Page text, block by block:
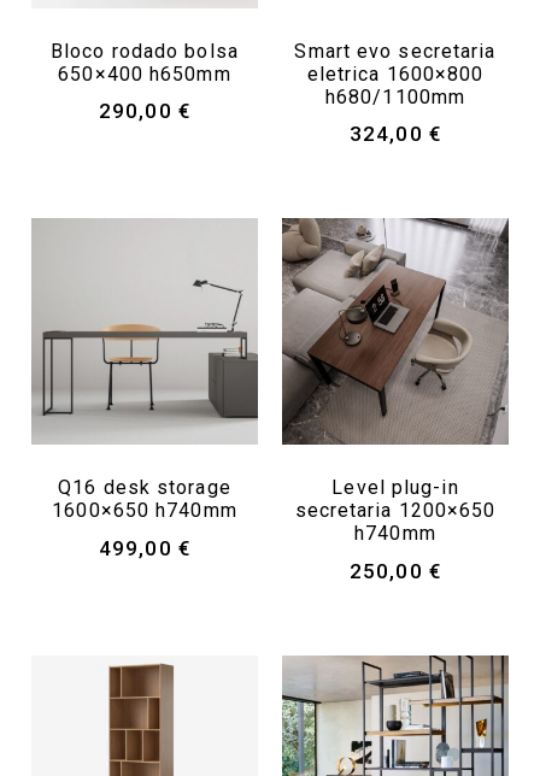
Bloco rodado bolsa
650×400 h650mm
290,00 €
Smart evo secretaria
eletrica 1600×800
h680/1100mm
324,00 €
Q16 desk storage
1600×650 h740mm
499,00 €
Level plug-in
secretaria 1200×650
h740mm
250,00 €